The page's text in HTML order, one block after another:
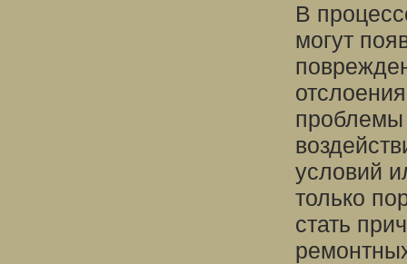
В
могут
проблемы
условий
только
стать